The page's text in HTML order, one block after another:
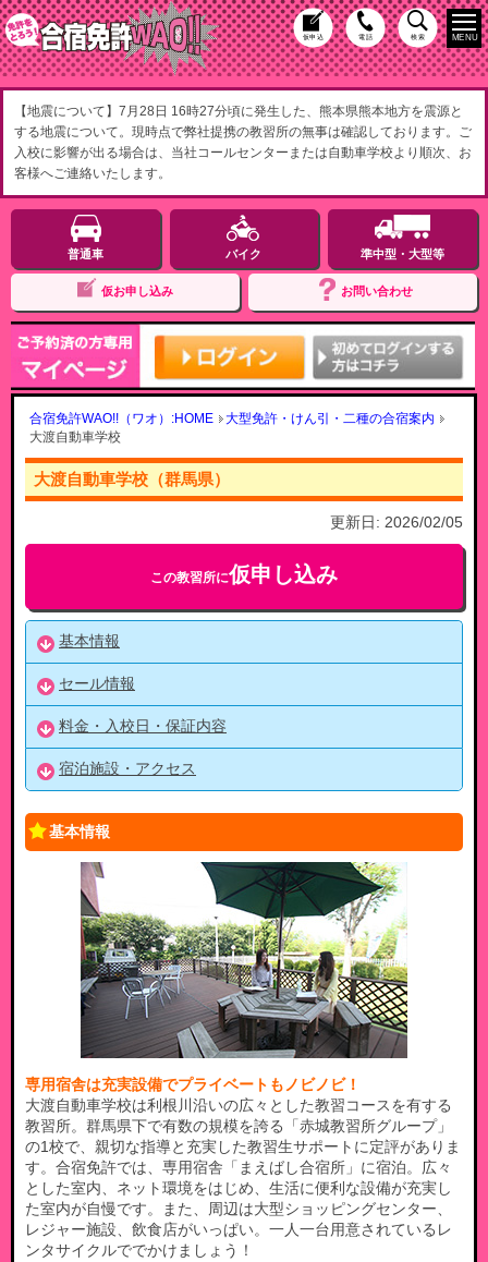
仮申込 電話 検索
【地震について】7月28日 16時27分頃に発生した、熊本県熊本地方を震源と
する地震について。現時点で弊社提携の教習所の無事は確認しております。ご
入校に影響が出る場合は、当社コールセンターまたは自動車学校より順次、お
客様へご連絡いたします。
普通車 バイク 準中型・大型等
仮お申し込み お問い合わせ
MENU
合宿免許WAO!!（ワオ）:HOME
大型免許・けん引・二種の合宿案内
大渡自動車学校
大渡自動車学校（群馬県）
更新日: 2026/02/05
この教習所に仮申し込み
基本情報
セール情報
料金・入校日・保証内容
宿泊施設・アクセス
基本情報
専用宿舎は充実設備でプライベートもノビノビ！
大渡自動車学校は利根川沿いの広々とした教習コースを有する
教習所。群馬県下で有数の規模を誇る「赤城教習所グループ」
の1校で、親切な指導と充実した教習生サポートに定評がありま
す。合宿免許では、専用宿舎「まえばし合宿所」に宿泊。広々
とした室内、ネット環境をはじめ、生活に便利な設備が充実し
た室内が自慢です。また、周辺は大型ショッピングセンター、
レジャー施設、飲食店がいっぱい。一人一台用意されているレ
ンタサイクルででかけましょう！